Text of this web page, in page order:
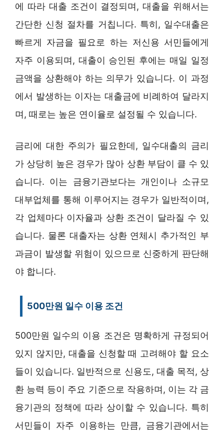
에 따라 대출 조건이 결정되며, 대출을 위해서는
간단한 신청 절차를 거칩니다. 특히, 일수대출은
빠르게 자금을 필요로 하는 저신용 서민들에게
자주 이용되며, 대출이 승인된 후에는 매일 일정
금액을 상환해야 하는 의무가 있습니다. 이 과정
에서 발생하는 이자는 대출금에 비례하여 달라지
며, 때로는 높은 연이율로 설정될 수 있습니다.
금리에 대한 주의가 필요한데, 일수대출의 금리
가 상당히 높은 경우가 많아 상환 부담이 클 수 있
습니다. 이는 금융기관보다는 개인이나 소규모
대부업체를 통해 이루어지는 경우가 일반적이며,
각 업체마다 이자율과 상환 조건이 달라질 수 있
습니다. 물론 대출자는 상환 연체시 추가적인 부
과금이 발생할 위험이 있으므로 신중하게 판단해
야 합니다.
500만원 일수 이용 조건
500만원 일수의 이용 조건은 명확하게 규정되어
있지 않지만, 대출을 신청할 때 고려해야 할 요소
들이 있습니다. 일반적으로 신용도, 대출 목적, 상
환 능력 등이 주요 기준으로 작용하며, 이는 각 금
융기관의 정책에 따라 상이할 수 있습니다. 특히
서민들이 자주 이용하는 만큼, 금융기관에서는